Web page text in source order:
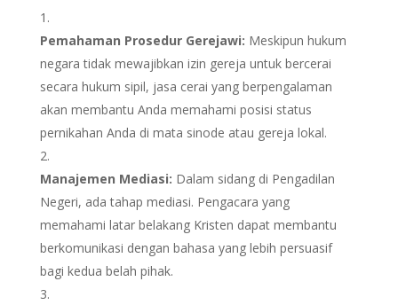
Pemahaman Prosedur Gerejawi: Meskipun hukum
negara tidak mewajibkan izin gereja untuk bercerai
secara hukum sipil, jasa cerai yang berpengalaman
akan membantu Anda memahami posisi status
pernikahan Anda di mata sinode atau gereja lokal.
Manajemen Mediasi: Dalam sidang di Pengadilan
Negeri, ada tahap mediasi. Pengacara yang
memahami latar belakang Kristen dapat membantu
berkomunikasi dengan bahasa yang lebih persuasif
bagi kedua belah pihak.